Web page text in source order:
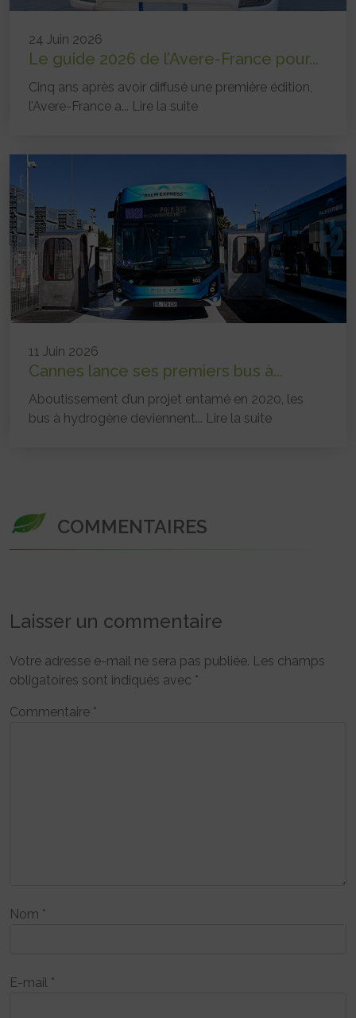
24 Juin 2026
Le guide 2026 de l’Avere-France pour...
Cinq ans après avoir diffusé une première édition,
l’Avere-France a... Lire la suite
11 Juin 2026
Cannes lance ses premiers bus à...
Aboutissement d’un projet entamé en 2020, les
bus à hydrogène deviennent... Lire la suite
COMMENTAIRES
Laisser un commentaire
Votre adresse e-mail ne sera pas publiée. Les champs
obligatoires sont indiqués avec *
Commentaire *
Nom *
E-mail *